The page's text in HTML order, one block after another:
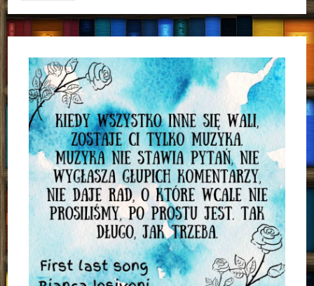
Lecz
Czy
Ostatnie?
Huraki
Wyzwanie!